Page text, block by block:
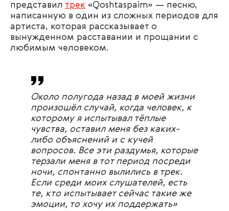
представил трек «Qoshtaspaim» — песню,
написанную в один из сложных периодов для
артиста, которая рассказывает о
вынужденном расставании и прощании с
любимым человеком.
Около полугода назад в моей жизни
произошёл случай, когда человек, к
которому я испытывал тёплые
чувства, оставил меня без каких-
либо объяснений и с кучей
вопросов. Все эти раздумья, которые
терзали меня в тот период посреди
ночи, спонтанно вылились в трек.
Если среди моих слушателей, есть
те, кто испытывает сейчас такие же
эмоции, то хочу их поддержать»